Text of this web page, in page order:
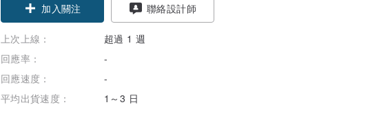
加入關注 聯絡設計師
上次上線：
超過 1 週
回應率：
-
回應速度：
-
平均出貨速度：
1～3 日